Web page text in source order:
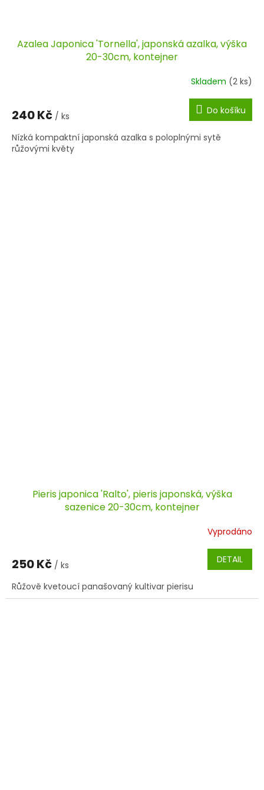
Azalea Japonica 'Tornella', japonská azalka, výška
20-30cm, kontejner
Skladem (2 ks)
240 Kč / ks Do košíku
Nízká kompaktní japonská azalka s poloplnými sytě
růžovými květy
Pieris japonica 'Ralto', pieris japonská, výška
sazenice 20-30cm, kontejner
Vyprodáno
250 Kč / ks DETAIL
Růžově kvetoucí panašovaný kultivar pierisu